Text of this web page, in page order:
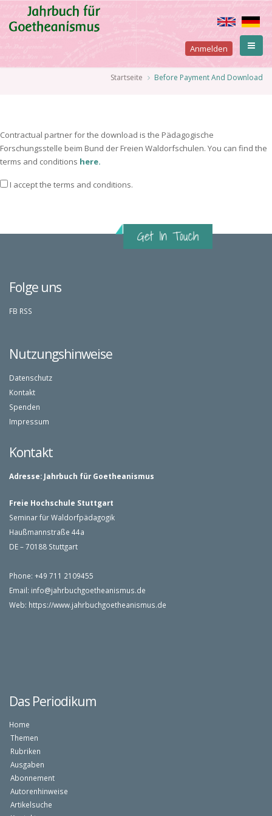
zum
Inhalt
User
account
Anmelden
PfadnavigationStartseite Before Payment And Download
Contractual partner for the download is the Pädagogische
Forschungsstelle beim Bund der Freien Waldorfschulen. You can find the
terms and conditions here.
I accept the terms and conditions.
Folge uns
FB RSS
Nutzungshinweise
Datenschutz
Kontakt
Spenden
Impressum
Kontakt
Adresse: Jahrbuch für Goetheanismus
Freie Hochschule Stuttgart
Seminar für Waldorfpädagogik
Haußmannstraße 44a
DE – 70188 Stuttgart
Phone: +49 711 2109455
Email: info@jahrbuchgoetheanismus.de
Web: https://www.jahrbuchgoetheanismus.de
Das Periodikum
Home
Themen
Rubriken
Ausgaben
Abonnement
Autorenhinweise
Artikelsuche